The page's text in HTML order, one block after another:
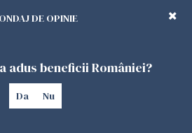
DE OPINIE
adus beneficii României?
Da Nu